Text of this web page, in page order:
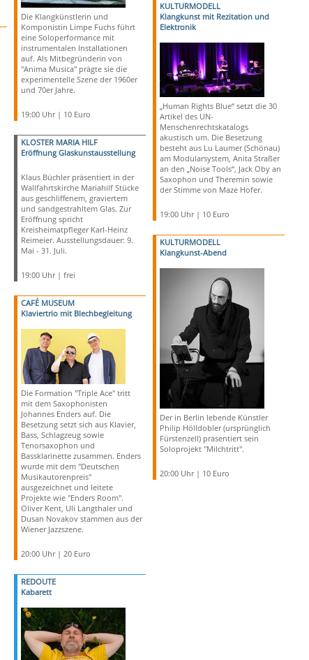
Die Klangkünstlerin und
Komponistin Limpe Fuchs führt
eine Soloperformance mit
instrumentalen Installationen
auf. Als Mitbegründerin von
"Anima Musica" prägte sie die
experimentelle Szene der 1960er
und 70er Jahre.
19:00 Uhr | 10 Euro
KLOSTER MARIA HILF
Eröffnung Glaskunstausstellung
Klaus Büchler präsentiert in der
Wallfahrtskirche Mariahilf Stücke
aus geschliffenem, graviertem
und sandgestrahltem Glas. Zur
Eröffnung spricht
Kreisheimatpfleger Karl-Heinz
Reimeier. Ausstellungsdauer: 9.
Mai - 31. Juli.
19:00 Uhr | frei
CAFÉ MUSEUM
Klaviertrio mit Blechbegleitung
Die Formation "Triple Ace" tritt
mit dem Saxophonisten
Johannes Enders auf. Die
Besetzung setzt sich aus Klavier,
Bass, Schlagzeug sowie
Tenorsaxophon und
Bassklarinette zusammen. Enders
wurde mit dem "Deutschen
Musikautorenpreis"
ausgezeichnet und leitete
Projekte wie "Enders Room".
Oliver Kent, Uli Langthaler und
Dusan Novakov stammen aus der
Wiener Jazzszene.
20:00 Uhr | 20 Euro
REDOUTE
Kabarett
KULTURMODELL
Klangkunst mit Rezitation und
Elektronik
„Human Rights Blue“ setzt die 30
Artikel des UN-
Menschenrechtskatalogs
akustisch um. Die Besetzung
besteht aus Lu Laumer (Schönau)
am Modularsystem, Anita Straßer
an den „Noise Tools“, Jack Oby an
Saxophon und Theremin sowie
der Stimme von Maze Hofer.
19:00 Uhr | 10 Euro
KULTURMODELL
Klangkunst-Abend
Der in Berlin lebende Künstler
Philip Hölldobler (ursprünglich
Fürstenzell) präsentiert sein
Soloprojekt "Milchtritt".
20:00 Uhr | 10 Euro